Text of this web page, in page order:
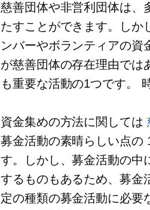
慈善団体や非営利団体は、
たすことができます。しか
ンバーやボランティアの資
が慈善団体の存在理由では
も重要な活動の1つです。
資金集めの方法に関しては
募金活動の素晴らしい点の
す。しかし、募金活動の中
するものもあるため、募金
定の種類の募金活動に必要